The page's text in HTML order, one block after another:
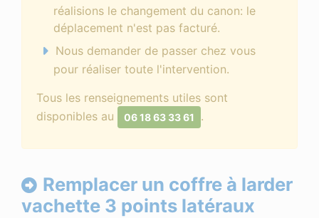
réalisions le changement du canon: le
déplacement n'est pas facturé.
Nous demander de passer chez vous
pour réaliser toute l'intervention.
Tous les renseignements utiles sont
disponibles au
06 18 63 33 61 .
Remplacer un coffre à larder
vachette 3 points latéraux